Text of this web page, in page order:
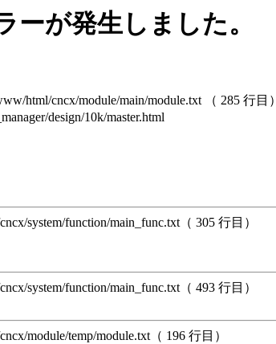
ーが発生しました。
html/cncx/module/main/module.txt （ 285 行目）
design/10k/master.html
system/function/main_func.txt（ 305 行目）
system/function/main_func.txt（ 493 行目）
module/temp/module.txt（ 196 行目）